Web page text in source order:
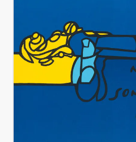
2002 Rebeyrolle installe ses sculptures
Totem, une céramique aux deux faces
créa la répression. Le Sanglier en bronze
rejoindra le jardin de sculptures quelques
2005 Paul Rebeyrolle peint en deux mois
Les Néants. La dernière peinture est
Paul Rebeyrolle meurt le 7 février dans
Bourgogne, à l’âge de 78 ans. Un
vendredi 11 février à l’Espace Paul
Ministre de la Culture Renaud
été dispersées dans le ruisseau de
l’Espace Paul Rebeyrolle abrite un fond
œuvres de 1948 à 2005, parmi les plus